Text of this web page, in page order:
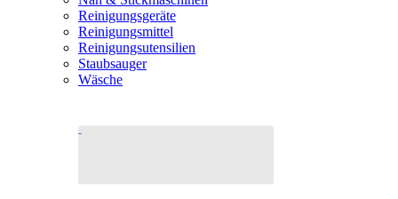
Reinigungsgeräte
Reinigungsmittel
Reinigungsutensilien
Staubsauger
Wäsche